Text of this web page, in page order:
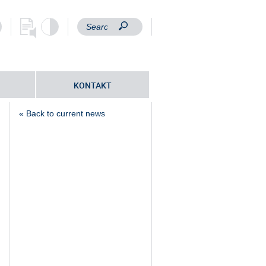
KONTAKT
« Back to current news